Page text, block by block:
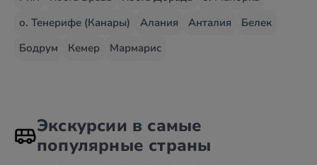
о. Тенерифе (Канары)
Алания Анталия
Белек
Бодрум
Кемер Мармарис
Экскурсии в самые
популярные страны